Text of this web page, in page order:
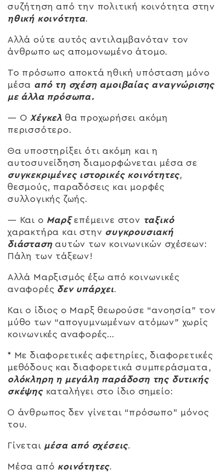
συζήτηση από την πολιτική κοινότητα στην
ηθική κοινότητα.
Αλλά ούτε αυτός αντιλαμβανόταν τον
άνθρωπο ως απομονωμένο άτομο.
Το πρόσωπο αποκτά ηθική υπόσταση μόνο
μέσα από τη σχέση αμοιβαίας αναγνώρισης
με άλλα πρόσωπα.
— Ο Χέγκελ θα προχωρήσει ακόμη
περισσότερο.
Θα υποστηρίξει ότι ακόμη και η
αυτοσυνείδηση διαμορφώνεται μέσα σε
συγκεκριμένες ιστορικές κοινότητες,
θεσμούς, παραδόσεις και μορφές
συλλογικής ζωής.
— Και ο Μαρξεπέμεινε στον ταξικό
χαρακτήρα και στην συγκρουσιακή
διάστασηαυτών των κοινωνικών σχέσεων:
Πάλη των τάξεων!
Αλλά Μαρξισμός έξω από κοινωνικές
αναφορές δεν υπάρχει.
Και ο ίδιος ο Μαρξ θεωρούσε “ανοησία” τον
μύθο των “απογυμνωμένων ατόμων” χωρίς
κοινωνικές αναφορές…
* Με διαφορετικές αφετηρίες, διαφορετικές
μεθόδους και διαφορετικά συμπεράσματα,
ολόκληρη η μεγάλη παράδοση της δυτικής
σκέψηςκαταλήγει στο ίδιο σημείο:
Ο άνθρωπος δεν γίνεται “πρόσωπο” μόνος
του.
Γίνεται μέσα από σχέσεις.
Μέσα από κοινότητες.